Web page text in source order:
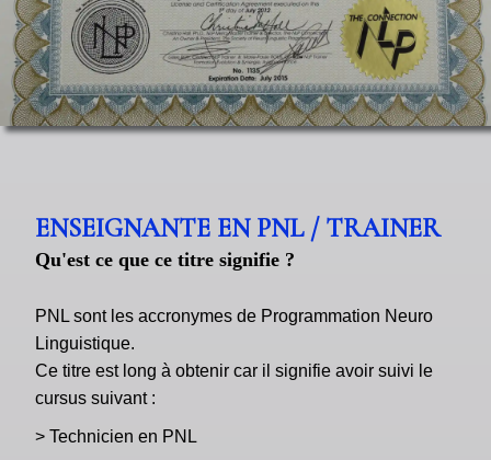
ENSEIGNANTE EN PNL / TRAINER
Qu'est ce que ce titre signifie ?
PNL sont les accronymes de Programmation Neuro
Linguistique.
Ce titre est long à obtenir car il signifie avoir suivi le
cursus suivant :
> Technicien en PNL